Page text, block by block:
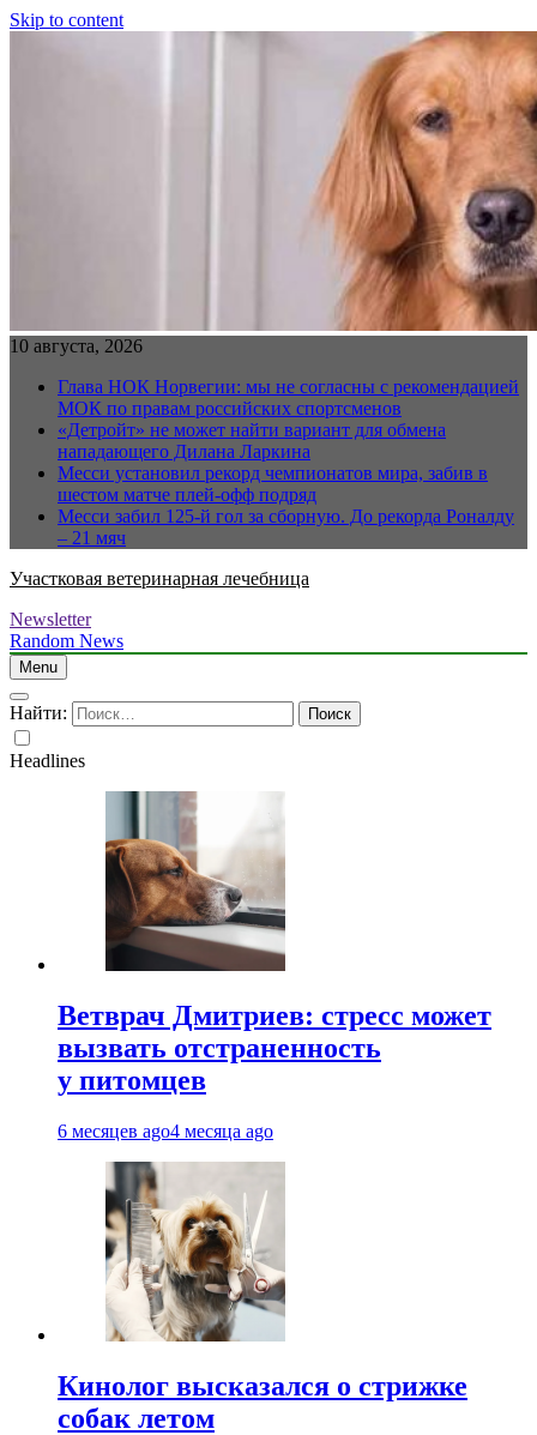
Skip to content
10 августа, 2026
Глава НОК Норвегии: мы не согласны с рекомендацией
МОК по правам российских спортсменов
«Детройт» не может найти вариант для обмена
нападающего Дилана Ларкина
Месси установил рекорд чемпионатов мира, забив в
шестом матче плей‑офф подряд
Месси забил 125-й гол за сборную. До рекорда Роналду
– 21 мяч
Участковая ветеринарная лечебница
Newsletter
Random News
Menu
Найти:
Headlines
Ветврач Дмитриев: стресс может
вызвать отстраненность
у питомцев
6 месяцев ago4 месяца ago
Кинолог высказался о стрижке
собак летом